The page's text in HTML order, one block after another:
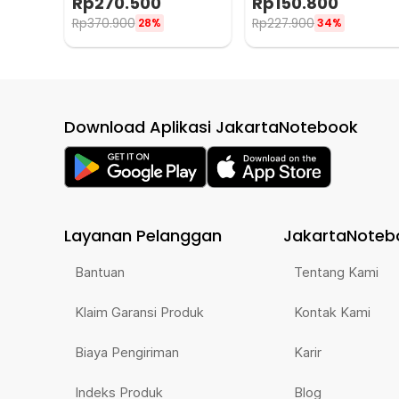
Rp370.900 28%
HL-EOD01
Rp227.90034%
Download Aplikasi JakartaNotebook
Layanan Pelanggan
Bantuan
Klaim Garansi Produk
Biaya Pengiriman
Indeks Produk
Tentang Kami
Kontak Kami
Karir
Blog